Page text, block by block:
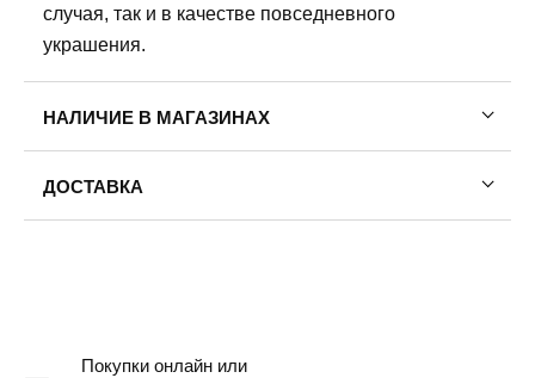
случая, так и в качестве повседневного
украшения.
НАЛИЧИЕ В МАГАЗИНАХ
ДОСТАВКА
Пермь — бесплатно
Покупки онлайн или